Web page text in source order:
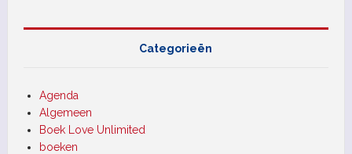
Categorieën
Agenda
Algemeen
Boek Love Unlimited
boeken